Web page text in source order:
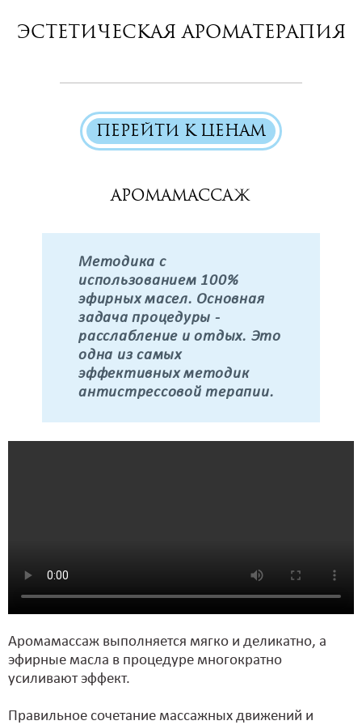
Эстетическая ароматерапия
ПЕРЕЙТИ К ЦЕНАМ
Аромамассаж
Методика с
использованием 100%
эфирных масел. Основная
задача процедуры -
расслабление и отдых. Это
одна из самых
эффективных методик
антистрессовой терапии.
Аромамассаж выполняется мягко и деликатно, а
эфирные масла в процедуре многократно
усиливают эффект.
Правильное сочетание массажных движений и